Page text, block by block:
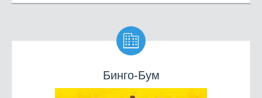

Бинго-Бум